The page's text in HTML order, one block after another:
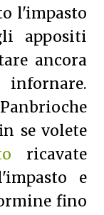
l'impasto
appositi
ancora
se volete
ricavate
e
fino